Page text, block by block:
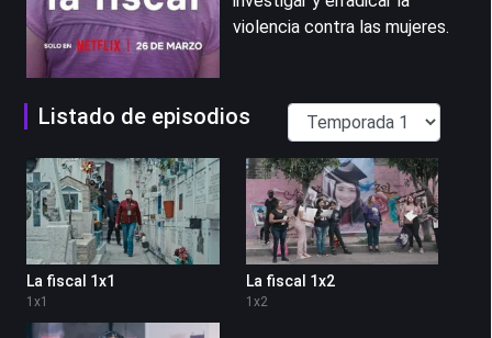
violencia contra las mujeres.
Listado de episodios
La fiscal 1x1
1 x1
La fiscal 1x2
1 x2